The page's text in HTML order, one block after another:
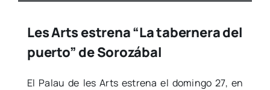
Les Arts estrena “La tabernera del
puerto” de Sorozábal
El Palau de les Arts estre­na el domin­go 27, en